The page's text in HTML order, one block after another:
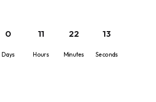
0
Days
11
Hours
22
Minutes
12
Seconds